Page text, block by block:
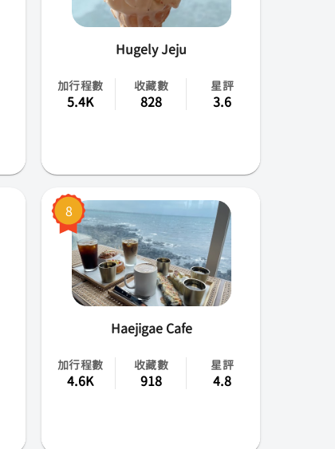
Hugely Jeju
加行程數
5.4K
收藏數
828
星評
3.6
8
Haejigae Cafe
加行程數
4.6K
收藏數
918
星評
4.8